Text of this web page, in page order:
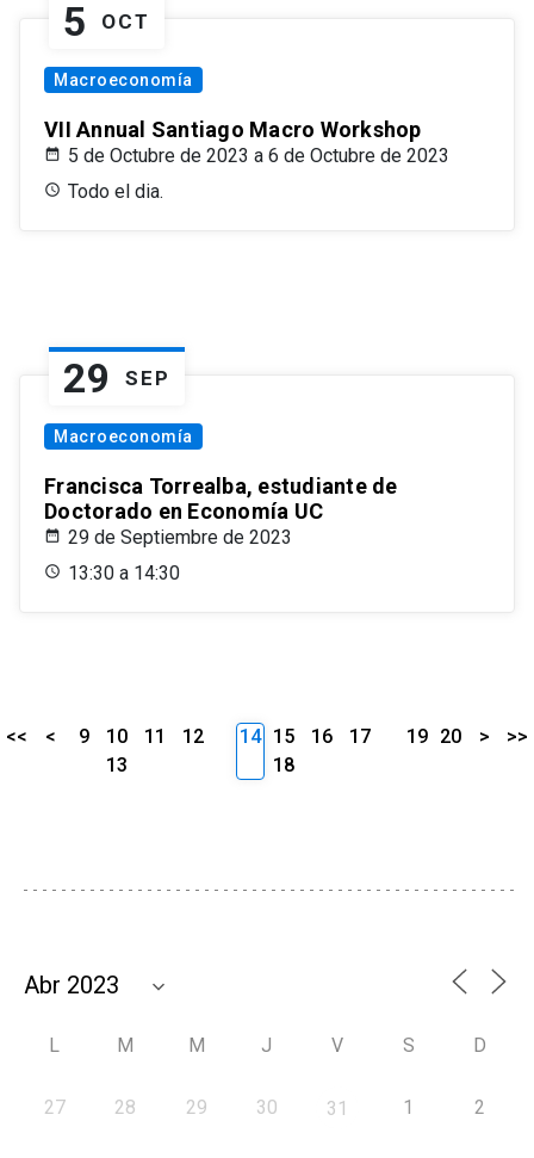
5 OCT
Macroeconomía
VII Annual Santiago Macro Workshop
5 de Octubre de 2023 a 6 de Octubre de 2023
Todo el dia.
29 SEP
Macroeconomía
Francisca Torrealba, estudiante de
Doctorado en Economía UC
29 de Septiembre de 2023
13:30 a 14:30
<< < 9 10 11
12
13
14 15 16
17
18
19 20 > >>
L M M J V S D
27 28 29 30 31 1 2